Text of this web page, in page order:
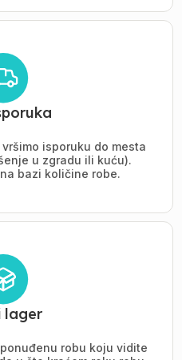
isporuku do mesta
u zgradu ili kuću).
bazi količine robe.
lager
robu koju vidite